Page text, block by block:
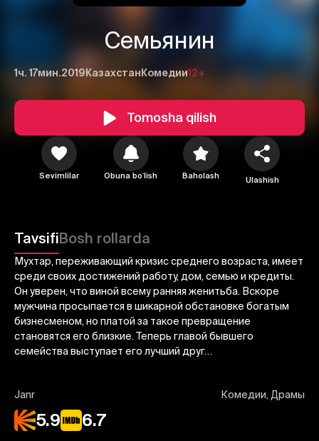
Семьянин
1ч. 17мин.2019 Казахстан Комедии12+
Tomosha qilish
Sevimlilar Obuna boʻlish Baholash Ulashish
TavsifiBosh rollarda
Мухтар, переживающий кризис среднего возраста, имеет
среди своих достижений работу, дом, семью и кредиты.
Он уверен, что виной всему ранняя женитьба. Вскоре
мужчина просыпается в шикарной обстановке богатым
бизнесменом, но платой за такое превращение
становятся его близкие. Теперь главой бывшего
семейства выступает его лучший друг…
Janr Комедии, Драмы
5.9 6.7
1 2